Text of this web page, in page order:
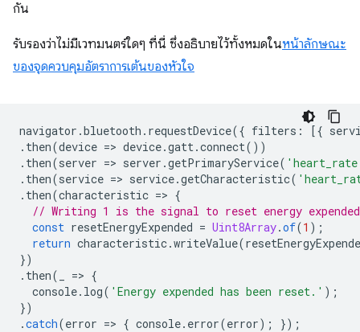
กัน
รับรองว่าไม่มีเวทมนตร์ใดๆ ที่นี่ ซึ่งอธิบายไว้ทั้งหมดในหน้าลักษณะ
ของจุดควบคุมอัตราการเต้นของหัวใจ
navigator .bluetooth . requestDevice({ filters : [{
. then(device => device.gatt.connect())
. then(server => server .getPrimaryService(
. then(service => service.getCharacteristic(
. then(characteristic => {
// Writing 1 is the signal to reset energy
const resetEnergyExpended = Uint8Array.of(1 );
return characteristic.writeValue(
})
. then( => {
console. log( 'Energy expended has been reset.' );
})
.catch(error => { console. error(error); });